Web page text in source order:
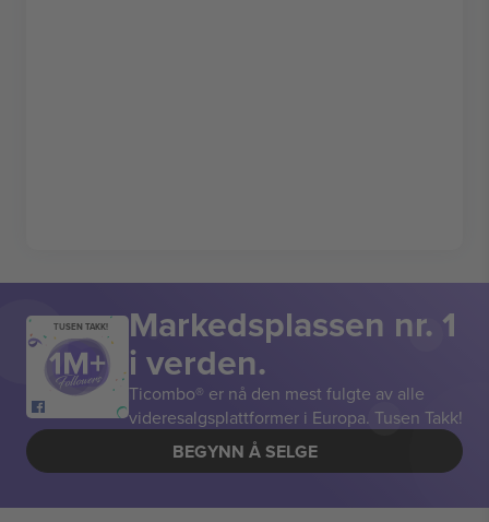
TUSEN TAKK! Markedsplassen nr. 1
i verden.
Ticombo® er nå den mest fulgte av alle
videresalgsplattformer i Europa. Tusen Takk!
BEGYNN Å SELGE